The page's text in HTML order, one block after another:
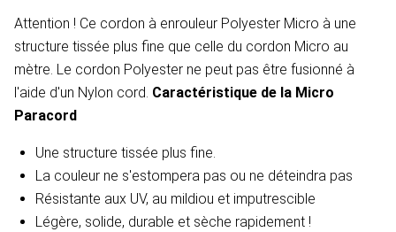
Attention ! Ce cordon à enrouleur Polyester Micro à une
structure tissée plus fine que celle du cordon Micro au
mètre. Le cordon Polyester ne peut pas être fusionné à
l'aide d'un Nylon cord. Caractéristique de la Micro
Paracord
Une structure tissée plus fine.
La couleur ne s'estompera pas ou ne déteindra pas
Résistante aux UV, au mildiou et imputrescible
Légère, solide, durable et sèche rapidement !